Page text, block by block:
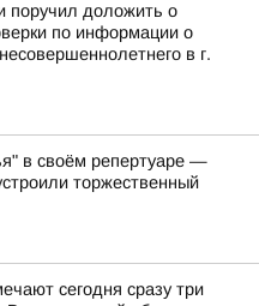
поручил доложить о
по информации о
в г.
в своём репертуаре —
торжественный
сегодня сразу три